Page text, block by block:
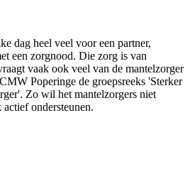
dag heel veel voor een partner,
een zorgnood. Die zorg is van
vaak ook veel van de mantelzorger
Poperinge de groepsreeks 'Sterker
Zo wil het mantelzorgers niet
ondersteunen.